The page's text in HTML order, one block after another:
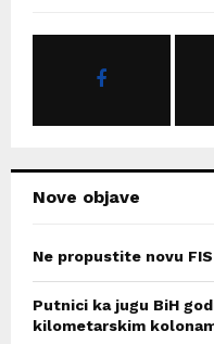
Nove objave
Ne propustite novu
Putnici ka jugu BiH
kilometarskim